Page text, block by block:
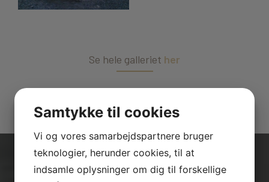
Se hele galleriet her
Samtykke til cookies
Vi og vores samarbejdspartnere bruger
teknologier, herunder cookies, til at
indsamle oplysninger om dig til forskellige